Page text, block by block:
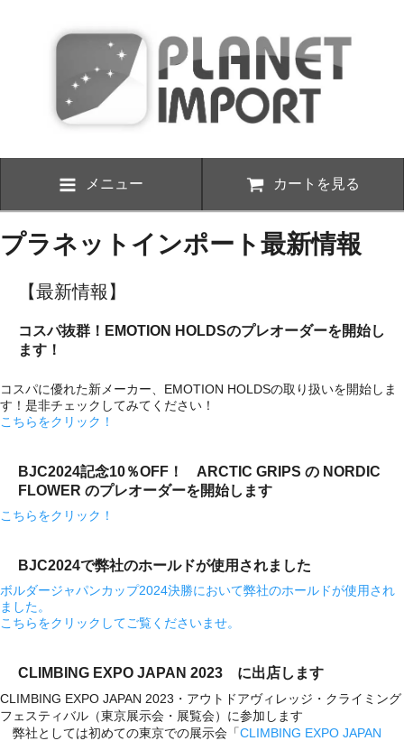
メニュー カートを見る
プラネットインポート最新情報
【最新情報】
コスパ抜群！EMOTION HOLDSのプレオーダーを開始し
ます！
コスパに優れた新メーカー、EMOTION HOLDSの取り扱いを開始しま
す！是非チェックしてみてください！
こちらをクリック！
BJC2024記念10％OFF！ ARCTIC GRIPS の NORDIC
FLOWER のプレオーダーを開始します
こちらをクリック！
BJC2024で弊社のホールドが使用されました
ボルダージャパンカップ2024決勝において弊社のホールドが使用され
ました。
こちらをクリックしてご覧くださいませ。
CLIMBING EXPO JAPAN 2023 に出店します
CLIMBING EXPO JAPAN 2023・アウトドアヴィレッジ・クライミング
フェスティバル（東京展示会・展覧会）に参加します
弊社としては初めての東京での展示会「CLIMBING EXPO JAPAN